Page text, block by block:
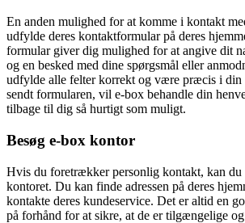
En anden mulighed for at komme i kontakt
udfylde deres kontaktformular på deres
formular giver dig mulighed for at angive dit
og en besked med dine spørgsmål eller
udfylde alle felter korrekt og være præcis i din
sendt formularen, vil e-box behandle din
tilbage til dig så hurtigt som muligt.
Besøg e-box kontor
Hvis du foretrækker personlig kontakt, kan du
kontoret. Du kan finde adressen på deres
kontakte deres kundeservice. Det er altid en
på forhånd for at sikre, at de er tilgængelige